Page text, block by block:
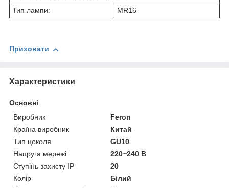
Тип лампи:
MR16
Приховати
Характеристики
Основні
Виробник
Feron
Країна виробник
Китай
Тип цоколя
GU10
Напруга мережі
220~240 В
Ступінь захисту IP
20
Колір
Білий